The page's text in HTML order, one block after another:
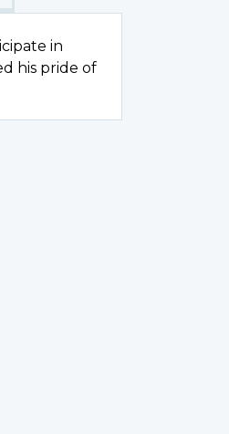
in
his pride of